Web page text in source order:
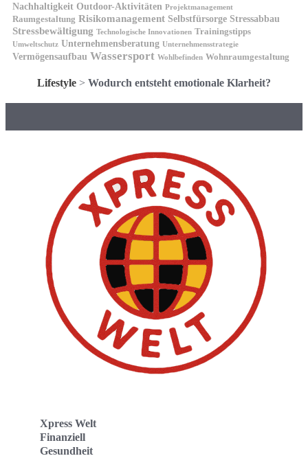
Nachhaltigkeit Outdoor-Aktivitäten Projektmanagement
Raumgestaltung Risikomanagement Selbstfürsorge Stressabbau
Stressbewältigung Technologische Innovationen Trainingstipps
Umweltschutz Unternehmensberatung Unternehmensstrategie
Vermögensaufbau Wassersport Wohlbefinden Wohnraumgestaltung
Lifestyle > Wodurch entsteht emotionale Klarheit?
Xpress Welt
Finanziell
Gesundheit